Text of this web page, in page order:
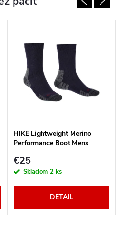
HIKE Lightweight Merino
Performance Boot Mens
€25
Skladom 2 ks
DETAIL